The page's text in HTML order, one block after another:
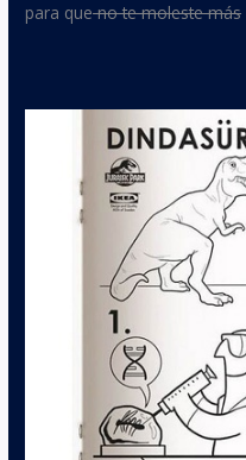
para queno te moleste más